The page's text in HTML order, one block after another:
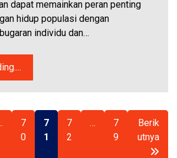
dapat memainkan peran penting
hidup populasi dengan
individu dan…
7
0
7
1
7
2
…
7
9
Berik
utnya